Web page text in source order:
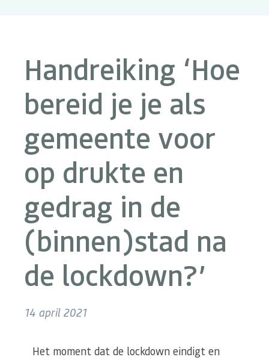
Handreiking ‘Hoe
bereid je je als
gemeente voor
op drukte en
gedrag in de
(binnen)stad na
de lockdown?’
14 april 2021
Het moment dat de lockdown eindigt en